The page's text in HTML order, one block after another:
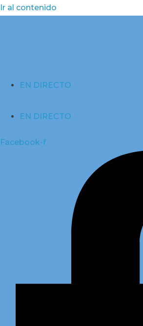
Ir al contenido
EN DIRECTO
EN DIRECTO
Facebook-f